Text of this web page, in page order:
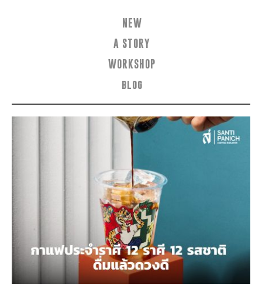
NEW
A STORY
WORKSHOP
blog